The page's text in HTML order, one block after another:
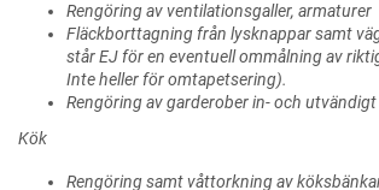
Rengöring av ventilationsgaller, armaturer
Fläckborttagning från lysknappar samt
står EJ för en eventuell ommålning av
Inte heller för omtapetsering).
Rengöring av garderober in- och utvändigt
Kök
Rengöring samt våttorkning av